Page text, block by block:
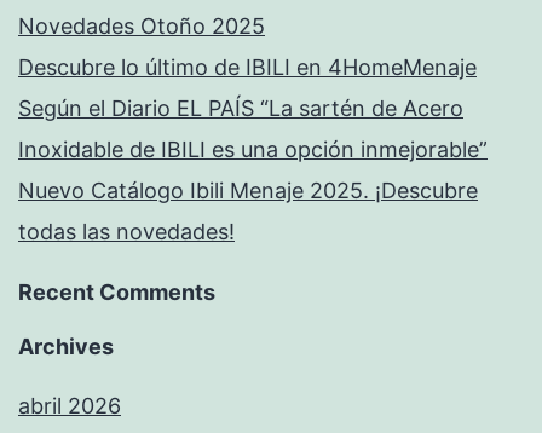
Novedades Otoño 2025
Descubre lo último de IBILI en 4HomeMenaje
Según el Diario EL PAÍS “La sartén de Acero
Inoxidable de IBILI es una opción inmejorable”
Nuevo Catálogo Ibili Menaje 2025. ¡Descubre
todas las novedades!
Recent Comments
Archives
abril 2026